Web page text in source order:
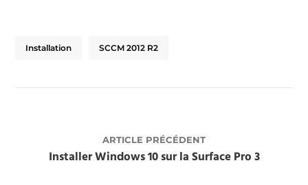
Installation SCCM 2012 R2
ARTICLE PRÉCÉDENT
Installer Windows 10 sur la Surface Pro 3